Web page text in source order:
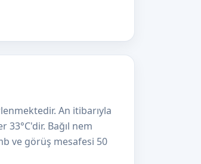
An itibarıyla
Bağıl nem
ve görüş mesafesi 50